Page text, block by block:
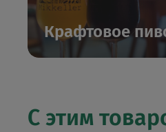
Крафтовое
С этим